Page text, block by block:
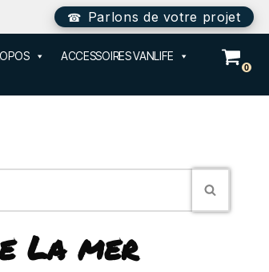
Parlons de votre projet
ACCESSOIRES VANLIFE
0
La mer